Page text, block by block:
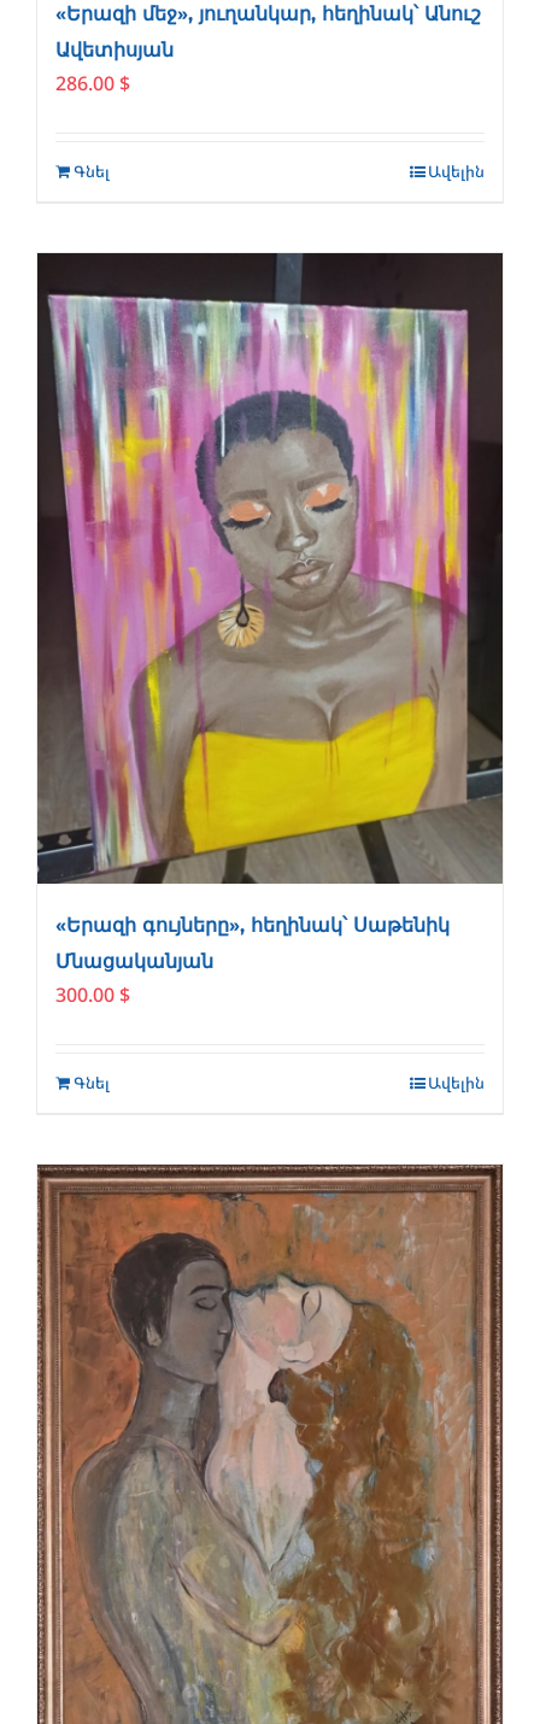
«Երազի մեջ», յուղանկար, հեղինակ՝ Անուշ
Ավետիսյան
286.00 $
Գնել Ավելին
«Երազի գույները», հեղինակ՝ Սաթենիկ
Մնացականյան
300.00 $
Գնել Ավելին